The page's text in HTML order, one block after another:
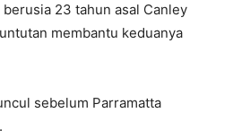
23 tahun asal Canley
membantu keduanya
sebelum Parramatta